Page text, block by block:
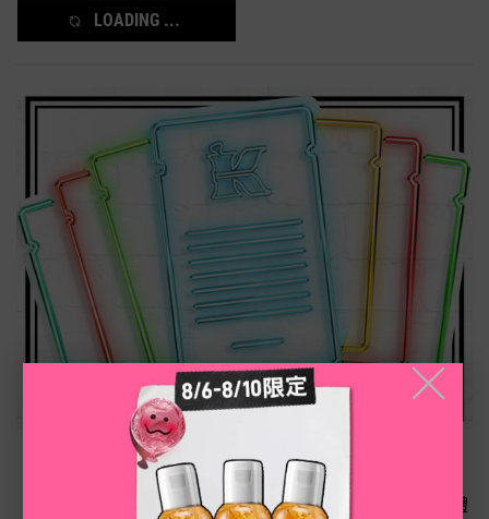
LOADING ...
下單即享保養體驗組
官網獨家優惠，任一訂單不限金額都可享有自選3件保養體
╳